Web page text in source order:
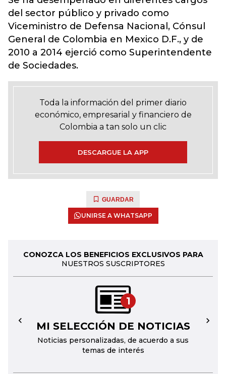
del sector público y privado como
Viceministro de Defensa Nacional, Cónsul
General de Colombia en Mexico D.F., y de
2010 a 2014 ejerció como Superintendente
de Sociedades.
Toda la información del primer diario
económico, empresarial y financiero de
Colombia a tan solo un clic
DESCARGUE LA APP
GUARDAR
UNIRSE A WHATSAPP
CONOZCA LOS BENEFICIOS EXCLUSIVOS PARA
NUESTROS SUSCRIPTORES
1
MI SELECCIÓN DE NOTICIAS
Noticias personalizadas, de acuerdo a sus
temas de interés
← →